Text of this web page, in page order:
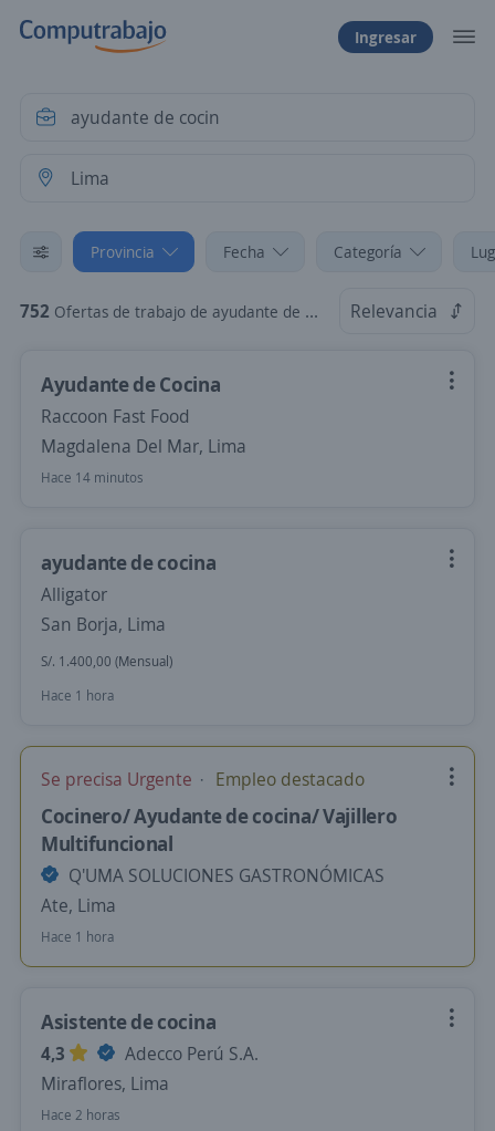
Ingresar
Provincia Fecha Categoría
752 Ofertas de trabajo de ayudante de cocin en Lima Relevancia
Ayudante de Cocina
Raccoon Fast Food
Magdalena Del Mar, Lima
Hace 14 minutos
ayudante de cocina
Alligator
San Borja, Lima
S/. 1.400,00 (Mensual)
Hace 1 hora
Se precisa Urgente Empleo destacado
Cocinero/ Ayudante de cocina/ Vajillero
Multifuncional
Q'UMA SOLUCIONES GASTRONÓMICAS
Ate, Lima
Hace 1 hora
Asistente de cocina
4,3
Adecco Perú S.A.
Miraflores, Lima
Hace 2 horas